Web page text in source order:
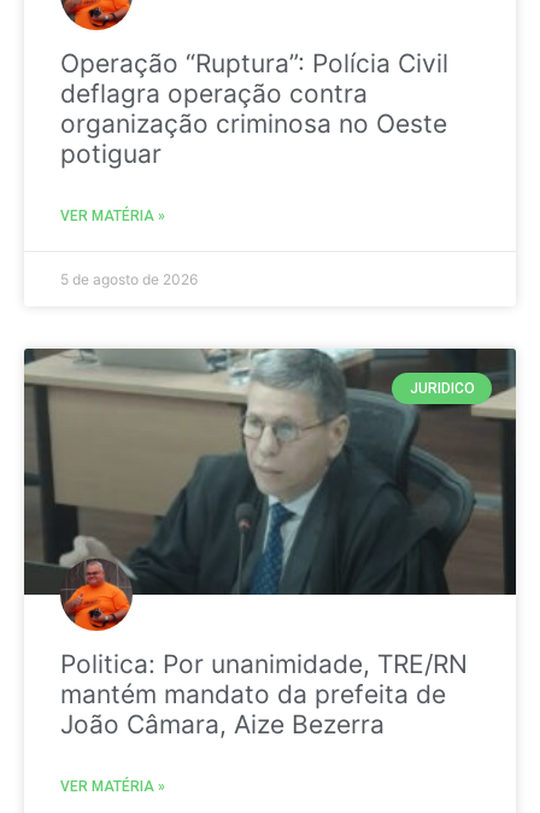
Operação “Ruptura”: Polícia Civil
deflagra operação contra
organização criminosa no Oeste
potiguar
VER MATÉRIA »
5 de agosto de 2026
JURIDICO
Politica: Por unanimidade, TRE/RN
mantém mandato da prefeita de
João Câmara, Aize Bezerra
VER MATÉRIA »